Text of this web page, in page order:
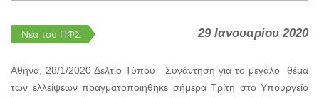
Νέα του ΠΦΣ 29 Ιανουαρίου 2020
Αθήνα, 28/1/2020 Δελτίο Τύπου Συνάντηση για το μεγάλο θέμα
των ελλείψεων πραγματοποιήθηκε σήμερα Τρίτη στο Υπουργείο